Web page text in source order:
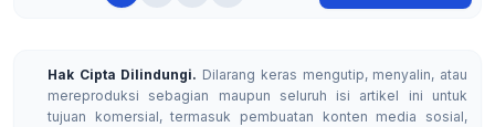
Hak Cipta Dilindungi. Dilarang keras mengutip, menyalin, atau
mereproduksi sebagian maupun seluruh isi artikel ini untuk
tujuan komersial, termasuk pembuatan konten media sosial,